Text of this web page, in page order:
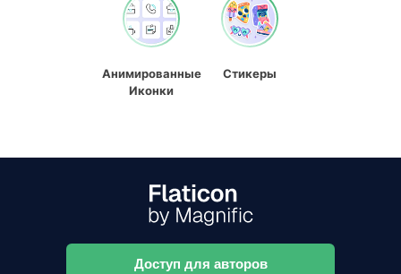
Анимированные
Иконки
Стикеры
Доступ для авторов